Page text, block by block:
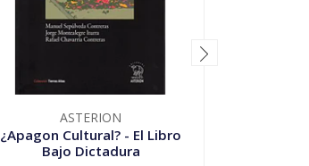
ASTERION
¿Apagon Cultural? - El Libro
Bajo Dictadura